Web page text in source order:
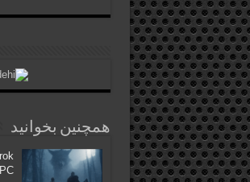
همچنین بخوانید
PC می‌آید